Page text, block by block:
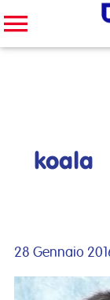
Cerca nel
koala
28 Gennaio